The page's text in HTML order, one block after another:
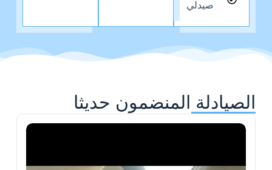
صيدلي
الصيادلة المنضمون حديثا